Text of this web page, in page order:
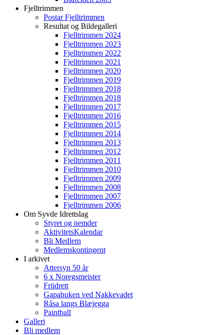
Fjelltrimmen
Postar Fjelltrimmen
Resultat og Bildegalleri
Fjelltrimmen 2024
Fjelltrimmen 2023
Fjelltrimmen 2022
Fjelltrimmen 2021
Fjelltrimmen 2020
Fjelltrimmen 2019
Fjelltrimmen 2018
Fjelltrimmen 2018
Fjelltrimmen 2017
Fjelltrimmen 2016
Fjelltrimmen 2015
Fjelltrimmen 2014
Fjelltrimmen 2013
Fjelltrimmen 2012
Fjelltrimmen 2011
Fjelltrimmen 2010
Fjelltrimmen 2009
Fjelltrimmen 2008
Fjelltrimmen 2007
Fjelltrimmen 2006
Om Syvde Idrettslag
Styret og nemder
AktivitetsKalendar
Bli Medlem
Medlemskontingent
I arkivet
Attersyn 50 år
6 x Noregsmeister
Friidrett
Gapahuken ved Nakkevadet
Råsa langs Blæjegga
Paintball
Galleri
Bli medlem